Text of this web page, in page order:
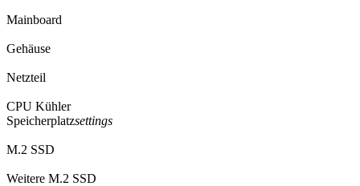
Mainboard
Gehäuse
Netzteil
CPU Kühler
Speicherplatzsettings
M.2 SSD
Weitere M.2 SSD